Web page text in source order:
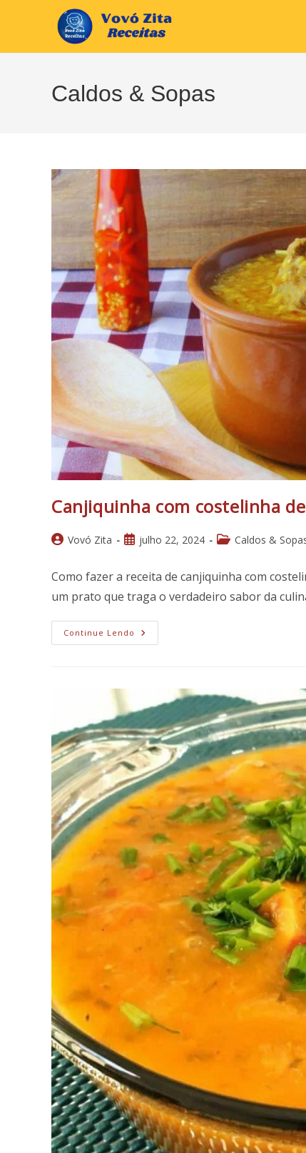
Caldos & Sopas
Canjiquinha com costelinha
Autor
post:
Vovó Zita
Postjulho 22, 2024
Categoria
post:
Caldos &
Como fazer a receita de canjiquinha com
um prato que traga o verdadeiro sabor da
Continue Lendo Canjiquinha
Com
Mineira